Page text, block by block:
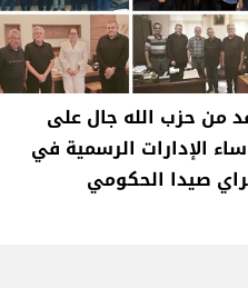
من حزب الله جال على
الإدارات الرسمية في
صيدا الحكومي